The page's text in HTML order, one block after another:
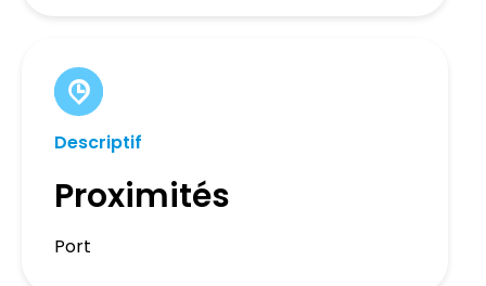
Descriptif
Proximités
Port